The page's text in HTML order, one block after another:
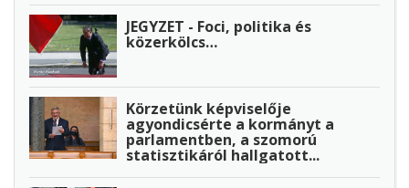
JEGYZET - Foci, politika és
közerkölcs…
Körzetünk képviselője
agyondicsérte a kormányt a
parlamentben, a szomorú
statisztikáról hallgatott...